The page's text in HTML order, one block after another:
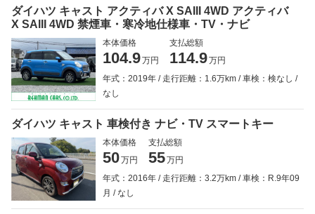
ダイハツ キャスト アクティバ X SAIII 4WD アクティバ
X SAIII 4WD 禁煙車・寒冷地仕様車・TV・ナビ
本体価格
104.9万円
支払総額
114.9万円
年式：2019年
走行距離：1.6万km
車検：検なし
なし
ダイハツ キャスト 車検付き ナビ・TV スマートキー
本体価格
50万円
支払総額
55万円
年式：2016年
走行距離：3.2万km
車検：R.9年09
月
なし